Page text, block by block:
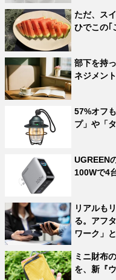
ただ、ス
ひでこの｢
部下を持
ネジメン
57%オフ
プ」や「
UGREEN
100Wで4
リアルも
る。アフ
ワーク」
ミニ財布
を、新『